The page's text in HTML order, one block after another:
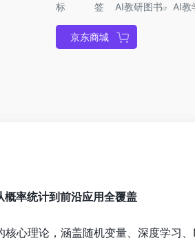
标签
AI教研图书 AI教
京东商城
概率统计到前沿应用全覆盖
核心理论，涵盖随机变量、深度学习